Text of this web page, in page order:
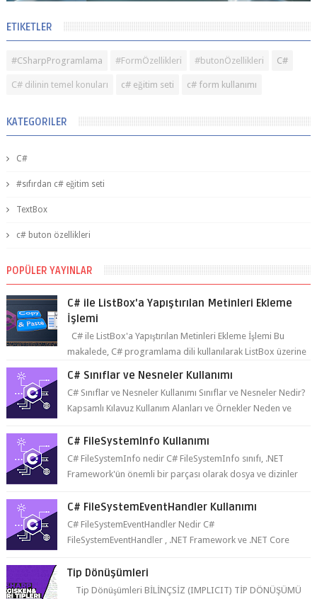
ETIKETLER
#CSharpProgramlama #FormÖzellikleri #butonÖzellikleri C#
C# dilinin temel konuları c# eğitim seti c# form kullanımı
KATEGORILER
C#
#sıfırdan c# eğitim seti
TextBox
c# buton özellikleri
POPÜLER YAYINLAR
C# ile ListBox'a Yapıştırılan Metinleri Ekleme
İşlemi
C# ile ListBox'a Yapıştırılan Metinleri Ekleme İşlemi Bu
makalede, C# programlama dili kullanılarak ListBox üzerine
C# Sınıflar ve Nesneler Kullanımı
C# Sınıflar ve Nesneler Kullanımı Sınıflar ve Nesneler Nedir?
Kapsamlı Kılavuz Kullanım Alanları ve Örnekler Neden ve
C# FileSystemInfo Kullanımı
C# FileSystemInfo nedir C# FileSystemInfo sınıfı, .NET
Framework'ün önemli bir parçası olarak dosya ve dizinler
C# FileSystemEventHandler Kullanımı
C# FileSystemEventHandler Nedir C#
FileSystemEventHandler , .NET Framework ve .NET Core
Tip Dönüşümleri
Tip Dönüşümleri BİLİNÇSİZ (IMPLICIT) TİP DÖNÜŞÜMÜ